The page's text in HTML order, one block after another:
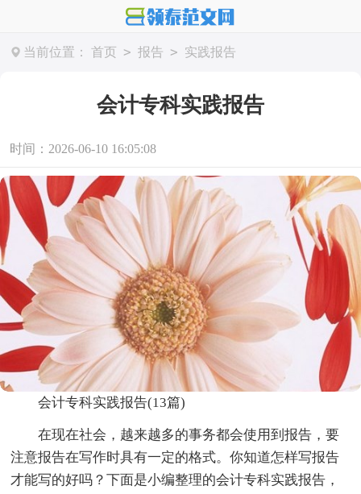
当前位置： 首页 > 报告 > 实践报告
会计专科实践报告
时间：2026-06-10 16:05:08
会计专科实践报告(13篇)
在现在社会，越来越多的事务都会使用到报告，要
注意报告在写作时具有一定的格式。你知道怎样写报告
才能写的好吗？下面是小编整理的会计专科实践报告，